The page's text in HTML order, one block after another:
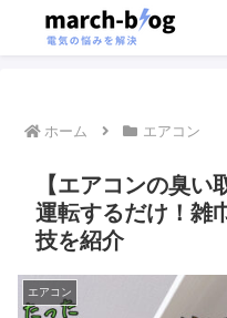
ホーム エアコン
【エアコンの臭
運転するだけ！雑
技を紹介
エアコン